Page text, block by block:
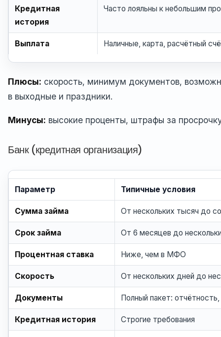
Кредитная
история
Часто лояльны к небольшим
Выплата Наличные, карта, расчётный
Плюсы: скорость, минимум документов,
в выходные и праздники.
Минусы: высокие проценты, штрафы за
Банк (кредитная организация)
Параметр Типичные условия
Сумма займа От нескольких тысяч до
Срок займа От 6 месяцев до
Процентная ставка Ниже, чем в МФО
Скорость От нескольких дней до
Документы Полный пакет:
Кредитная история Строгие требования